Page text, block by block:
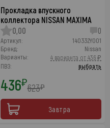
Прокладка впускного
коллектора NISSAN MAXIMA
0,00
0
Артикул:
140332Y001
Бренд:
Nissan
Варианты:
4 варианта от 436 ₽
ПВЗ:
выбрать
436₽623₽
Завтра